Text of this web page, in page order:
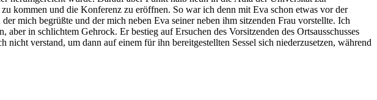
kommen und die Konferenz zu eröffnen. So war ich denn mit Eva schon etwas vor der
mich begrüßte und der mich neben Eva seiner neben ihm sitzenden Frau vorstellte. Ich
in schlichtem Gehrock. Er bestieg auf Ersuchen des Vorsitzenden des Ortsausschusses
verstand, um dann auf einem für ihn bereitgestellten Sessel sich niederzusetzen, während